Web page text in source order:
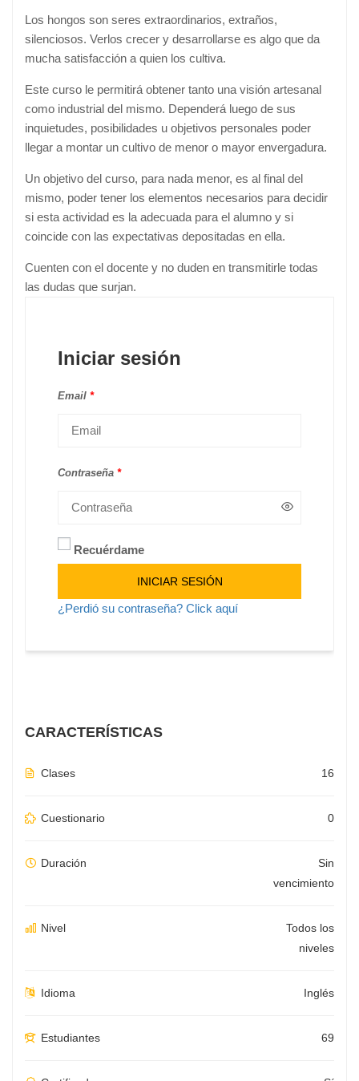
Los hongos son seres extraordinarios, extraños,
silenciosos. Verlos crecer y desarrollarse es algo que da
mucha satisfacción a quien los cultiva.
Este curso le permitirá obtener tanto una visión artesanal
como industrial del mismo. Dependerá luego de sus
inquietudes, posibilidades u objetivos personales poder
llegar a montar un cultivo de menor o mayor envergadura.
Un objetivo del curso, para nada menor, es al final del
mismo, poder tener los elementos necesarios para decidir
si esta actividad es la adecuada para el alumno y si
coincide con las expectativas depositadas en ella.
Cuenten con el docente y no duden en transmitirle todas
las dudas que surjan.
Iniciar sesión
Email *
Contraseña *
Recuérdame
INICIAR SESIÓN
¿Perdió su contraseña? Click aquí
CARACTERÍSTICAS
Clases 16
Cuestionario 0
Duración
Sin
vencimiento
Nivel
Todos los
niveles
Idioma Inglés
Estudiantes 69